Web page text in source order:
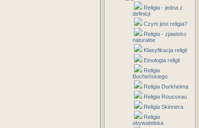
Religia - jedna z
definicji
Czym jest religia?
Religia - zjawisko
naturalne
Klasyfikacja religii
Etnologia religii
Religia
Bocheńskiego
Religia Durkheima
Religia Rousseau
Religia Skinnera
Religia
obywatelska